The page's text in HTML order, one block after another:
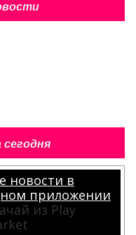
новости в
приложении
из Play